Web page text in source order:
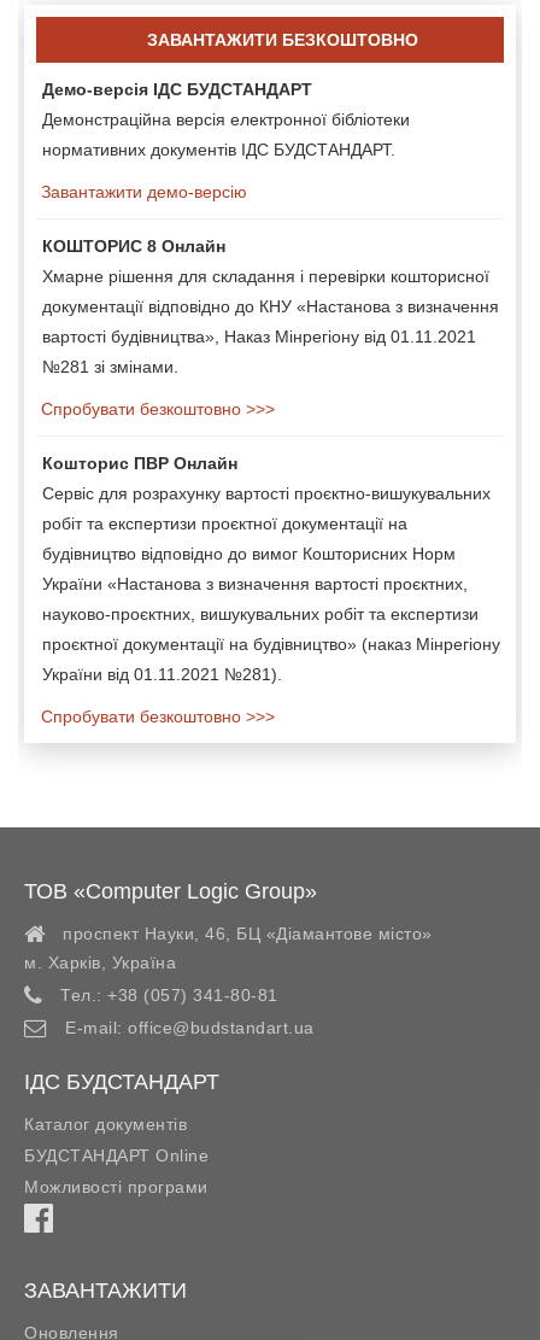
ЗАВАНТАЖИТИ БЕЗКОШТОВНО
Демо-версія ІДС БУДСТАНДАРТ
Демонстраційна версія електронної бібліотеки
нормативних документів ІДС БУДСТАНДАРТ.
Завантажити демо-версію
КОШТОРИС 8 Онлайн
Хмарне рішення для складання і перевірки кошторисної
документації відповідно до КНУ «Настанова з визначення
вартості будівництва», Наказ Мінрегіону від 01.11.2021
№281 зі змінами.
Спробувати безкоштовно >>>
Кошторис ПВР Онлайн
Сервіс для розрахунку вартості проєктно-вишукувальних
робіт та експертизи проєктної документації на
будівництво відповідно до вимог Кошторисних Норм
України «Настанова з визначення вартості проєктних,
науково-проєктних, вишукувальних робіт та експертизи
проєктної документації на будівництво» (наказ Мінрегіону
України від 01.11.2021 №281).
Спробувати безкоштовно >>>
ТОВ «Computer Logic Group»
проспект Науки, 46, БЦ «Діамантове місто»
м. Харків
Україна
Тел.: +38 (057) 341-80-81
E-mail: office@budstandart.ua
ІДС БУДСТАНДАРТ
Каталог документів
БУДСТАНДАРТ Online
Можливості програми
ЗАВАНТАЖИТИ
Оновлення